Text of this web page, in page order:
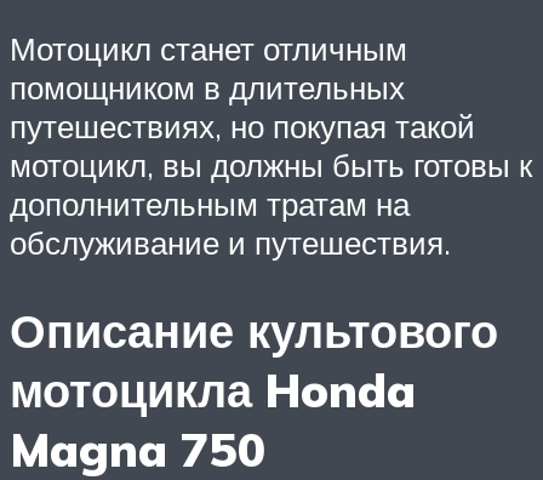
Мотоцикл станет отличным
помощником в длительных
путешествиях, но покупая такой
мотоцикл, вы должны быть готовы к
дополнительным тратам на
обслуживание и путешествия.
Описание культового
мотоцикла Honda
Magna 750